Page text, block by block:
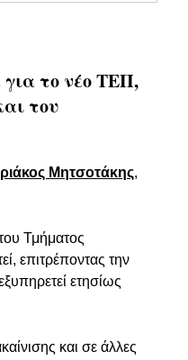
το νέο ΤΕΠ,
του
Μητσοτάκης,
Τμήματος
επιτρέποντας την
ετησίως
και σε άλλες